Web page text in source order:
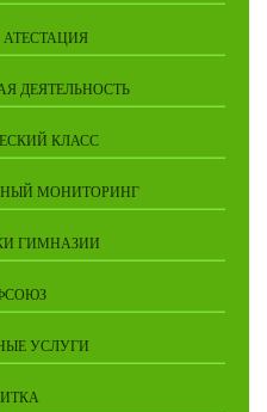
ДЕЯТЕЛЬНОСТЬ
КЛАСС
МОНИТОРИНГ
ГИМНАЗИИ
УСЛУГИ